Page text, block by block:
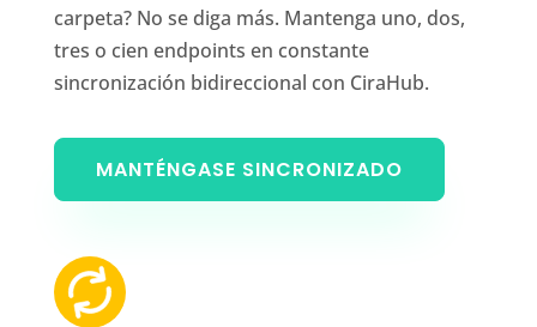
carpeta? No se diga más. Mantenga uno, dos,
tres o cien endpoints en constante
sincronización bidireccional con CiraHub.
MANTÉNGASE SINCRONIZADO